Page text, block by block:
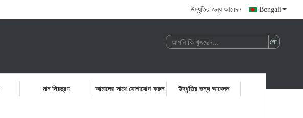
উদ্ধৃতির জন্য আবেদন Bengali
মান নিয়ন্ত্রণ আমাদের সাথে যোগাযোগ করুন উদ্ধৃতির জন্য আবেদন